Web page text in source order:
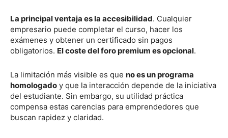
La principal ventaja es la accesibilidad. Cualquier
empresario puede completar el curso, hacer los
exámenes y obtener un certificado sin pagos
obligatorios. El coste del foro premium es opcional.
La limitación más visible es que no es un programa
homologado y que la interacción depende de la iniciativa
del estudiante. Sin embargo, su utilidad práctica
compensa estas carencias para emprendedores que
buscan rapidez y claridad.